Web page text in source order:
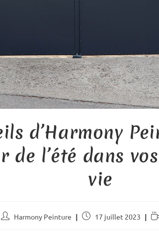
d’Harmony
de l’été dans
vie
Harmony Peinture 17 juillet 2023